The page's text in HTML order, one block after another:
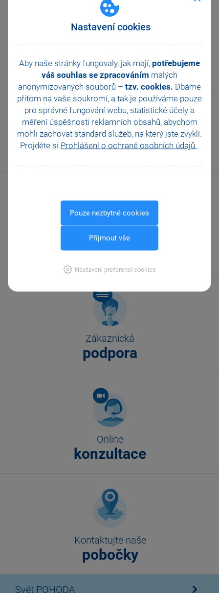
Nastavení cookies
Aby naše stránky fungovaly, jak mají, potřebujeme
váš souhlas se zpracováním malých
anonymizovaných souborů – tzv. cookies. Dbáme
přitom na vaše soukromí, a tak je používáme pouze
pro správné fungování webu, statistické účely a
měření úspěšnosti reklamních obsahů, abychom
mohli zachovat standard služeb, na který jste zvyklí.
Projděte si Prohlášení o ochraně osobních údajů .
Pouze nezbytné cookies
Přijmout vše
Nastavení preferencí cookies
obchodního majetku poplatníka a
které je možné uplatnit jako výdaje
náhrady (paušální částka za ujeté
kilometry) a náhrady výdajů za
spotřebované pohonné hmoty.
Mohlo by vás také zajímat:
Kniha jízd a cestovních příkazů
GLX
Něco navíc k systému POHODA
Zavolejte nám
567 112 611
Zákaznická
podpora
Online
konzultace
Kontaktujte naše
pobočky
Svět POHODA